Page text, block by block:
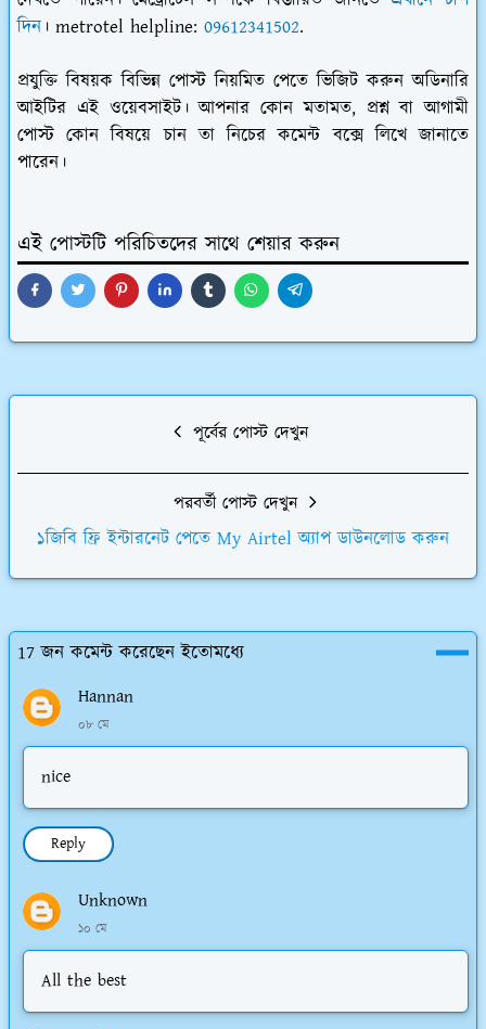
দিন । metrotel helpline: 09612341502.
প্রযুক্তি বিষয়ক বিভিন্ন পোস্ট নিয়মিত পেতে ভিজিট করুন অডিনারি
আইটির এই ওয়েবসাইট। আপনার কোন মতামত, প্রশ্ন বা আগামী
পোস্ট কোন বিষয়ে চান তা নিচের কমেন্ট বক্সে লিখে জানাতে
পারেন।
এই পোস্টটি পরিচিতদের সাথে শেয়ার করুন
পূর্বের পোস্ট দেখুন
পরবর্তী পোস্ট দেখুন
১জিবি ফ্রি ইন্টারনেট পেতে My Airtel অ্যাপ ডাউনলোড করুন
17 জন কমেন্ট করেছেন ইতোমধ্যে
Hannan
০৮ মে
nice
Reply
Unknown
১০ মে
All the best